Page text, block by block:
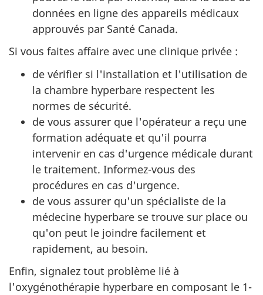
données en ligne des appareils médicaux
approuvés par Santé Canada.
Si vous faites affaire avec une clinique privée :
de vérifier si l'installation et l'utilisation de
la chambre hyperbare respectent les
normes de sécurité.
de vous assurer que l'opérateur a reçu une
formation adéquate et qu'il pourra
intervenir en cas d'urgence médicale durant
le traitement. Informez-vous des
procédures en cas d'urgence.
de vous assurer qu'un spécialiste de la
médecine hyperbare se trouve sur place ou
qu'on peut le joindre facilement et
rapidement, au besoin.
Enfin, signalez tout problème lié à
l'oxygénothérapie hyperbare en composant le 1-